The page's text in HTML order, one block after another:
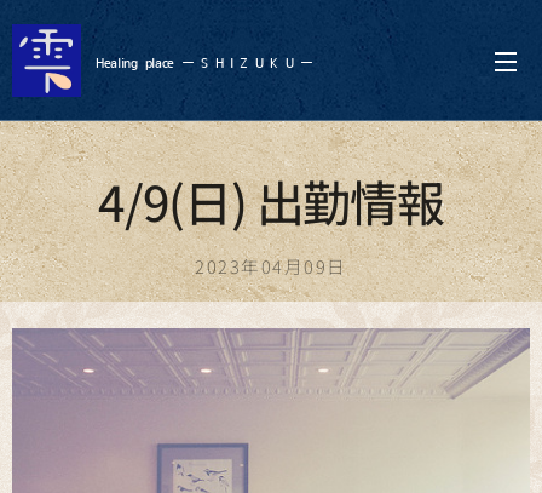
Healing place ー S H I Z U K U ー
4/9(日) 出勤情報
2023年04月09日